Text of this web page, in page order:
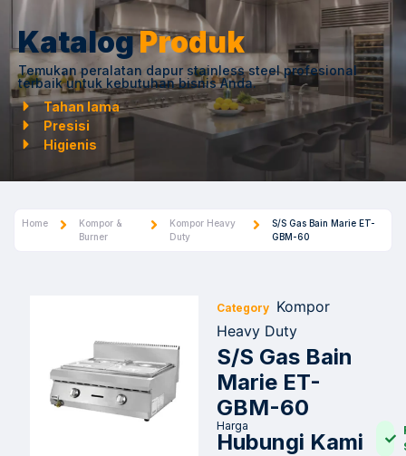
KatalogProduk
Temukan peralatan dapur stainless steel profesional
terbaik untuk kebutuhan bisnis Anda.
Tahan lama
Presisi
Higienis
Home
Kompor &
Burner
Kompor Heavy
Duty
S/S Gas Bain Marie ET-
GBM-60
Category Kompor
Heavy Duty
S/S Gas Bain
Marie ET-
GBM-60
Harga
Hubungi Kami